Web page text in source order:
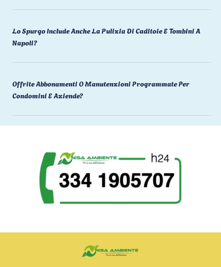
Lo Spurgo Include Anche La Pulizia Di Caditoie E Tombini A
Napoli?
Offrite Abbonamenti O Manutenzioni Programmate Per
Condomini E Aziende?